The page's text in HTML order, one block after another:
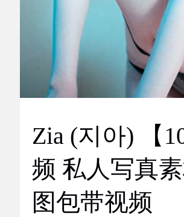
Zia (지아) 【103套】151视
频 私人写真
图包带视频